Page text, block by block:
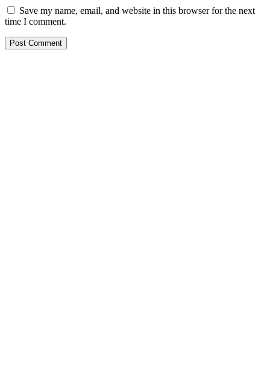
Save my name, email, and website in this browser for the next
time I comment.